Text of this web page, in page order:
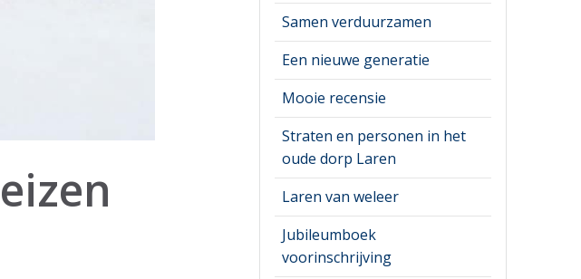
Samen verduurzamen
Een nieuwe generatie
Mooie recensie
Straten en personen in het
oude dorp Laren
Laren van weleer
Jubileumboek
voorinschrijving